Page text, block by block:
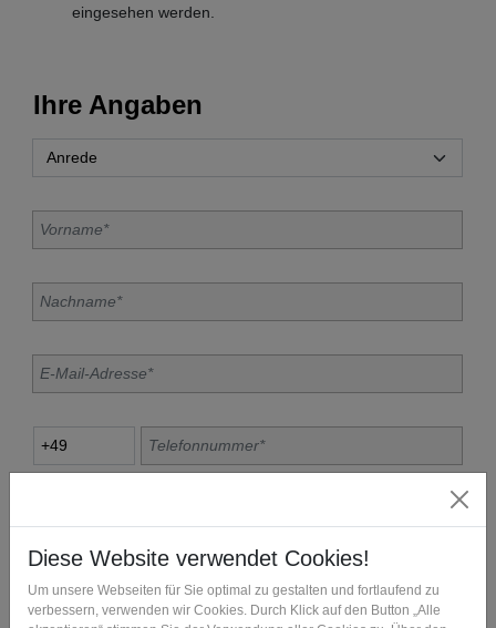
eingesehen werden.
Ihre Angaben